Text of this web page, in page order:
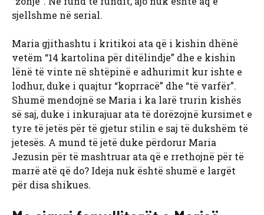
sjellshme në serial.
Maria gjithashtu i kritikoi ata që i kishin dhënë
vetëm “14 kartolina për ditëlindje” dhe e kishin
lënë të vinte në shtëpinë e adhurimit kur ishte e
lodhur, duke i quajtur “koprracë” dhe “të varfër”.
Shumë mendojnë se Maria i ka larë trurin kishës
së saj, duke i inkurajuar ata të dorëzojnë kursimet e
tyre të jetës për të gjetur stilin e saj të dukshëm të
jetesës. A mund të jetë duke përdorur Maria
Jezusin për të mashtruar ata që e rrethojnë për të
marrë atë që do? Ideja nuk është shumë e largët
për disa shikues.